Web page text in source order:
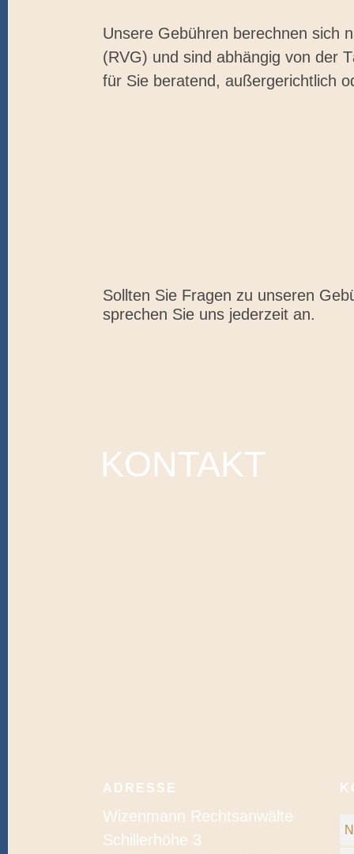
Unsere Gebühren berechnen sich
(RVG) und sind abhängig von der
für Sie beratend, außergerichtlich
Sollten Sie Fragen zu unseren
sprechen Sie uns jederzeit an.
KONTAKT
ADRESSE
Wizenmann Rechtsanwälte
Schillerhöhe 3